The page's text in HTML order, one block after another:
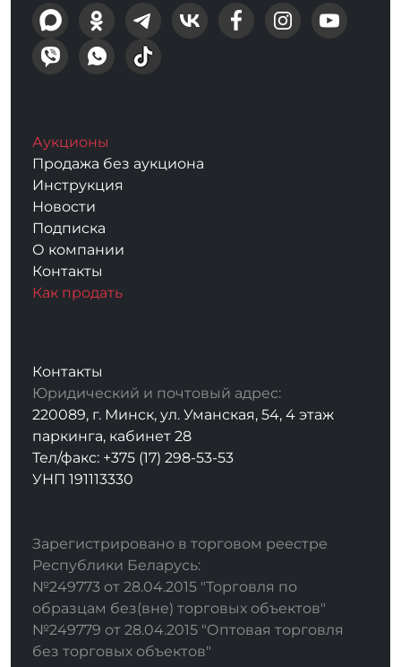
Аукционы
Продажа без аукциона
Инструкция
Новости
Подписка
О компании
Контакты
Как продать
Контакты
Юридический и почтовый адрес:
220089, г. Минск, ул. Уманская, 54, 4 этаж
паркинга, кабинет 28
Тел/факс: +375 (17) 298-53-53
УНП 191113330
Зарегистрировано в торговом реестре
Республики Беларусь:
№249773 от 28.04.2015 "Торговля по
образцам без(вне) торговых объектов"
№249779 от 28.04.2015 "Оптовая торговля
без торговых объектов"